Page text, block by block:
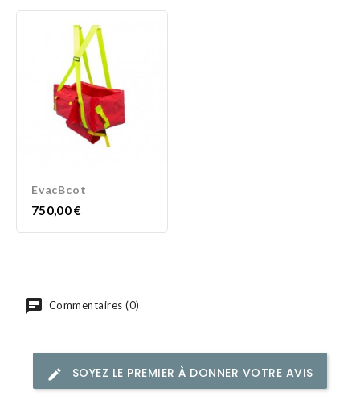
EvacBcot
Prix
750,00 €
Commentaires (0)
SOYEZ LE PREMIER À DONNER VOTRE AVIS